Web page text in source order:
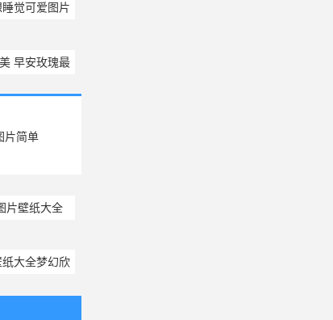
觉可爱图片
早安玫瑰最
片简单
片壁纸大全
大全梦幻欣